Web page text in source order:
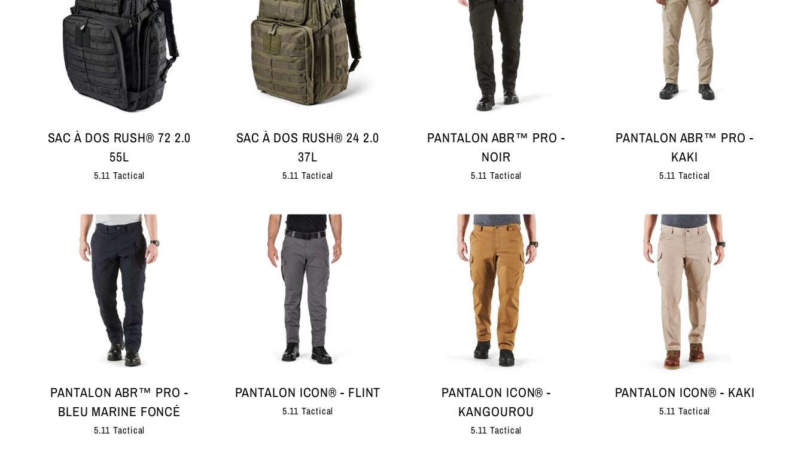
SAC À DOS RUSH® 72 2.0
55L
5.11 Tactical
SAC À DOS RUSH® 24 2.0
37L
5.11 Tactical
PANTALON ABR™ PRO -
NOIR
5.11 Tactical
PANTALON ABR™ PRO -
KAKI
5.11 Tactical
PANTALON ABR™ PRO -
BLEU MARINE FONCÉ
5.11 Tactical
PANTALON ICON® - FLINT
5.11 Tactical
PANTALON ICON® -
KANGOUROU
5.11 Tactical
PANTALON ICON® - KAKI
5.11 Tactical